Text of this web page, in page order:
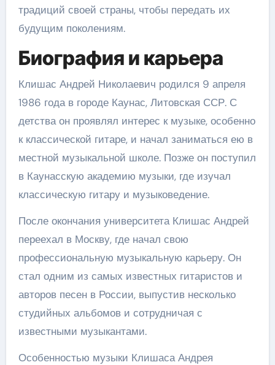
традиций своей страны, чтобы передать их
будущим поколениям.
Биография и карьера
Клишас Андрей Николаевич родился 9 апреля
1986 года в городе Каунас, Литовская ССР. С
детства он проявлял интерес к музыке, особенно
к классической гитаре, и начал заниматься ею в
местной музыкальной школе. Позже он поступил
в Каунасскую академию музыки, где изучал
классическую гитару и музыковедение.
После окончания университета Клишас Андрей
переехал в Москву, где начал свою
профессиональную музыкальную карьеру. Он
стал одним из самых известных гитаристов и
авторов песен в России, выпустив несколько
студийных альбомов и сотрудничая с
известными музыкантами.
Особенностью музыки Клишаса Андрея